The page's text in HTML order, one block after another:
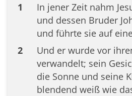
1
In jener Zeit nahm
und dessen Bruder
und führte sie auf
2
Und er wurde vor
verwandelt; sein
die Sonne und seine
blendend weiß wie